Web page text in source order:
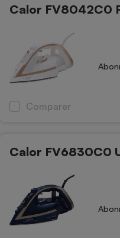
Calor FV8042C0
Comparer
Calor FV6830C0